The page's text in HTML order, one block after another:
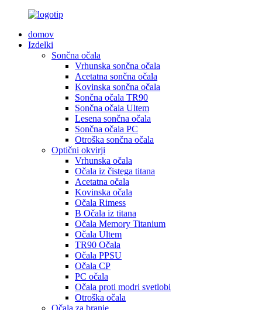
domov
Izdelki
Sončna očala
Vrhunska sončna očala
Acetatna sončna očala
Kovinska sončna očala
Sončna očala TR90
Sončna očala Ultem
Lesena sončna očala
Sončna očala PC
Otroška sončna očala
Optični okvirji
Vrhunska očala
Očala iz čistega titana
Acetatna očala
Kovinska očala
Očala Rimess
B Očala iz titana
Očala Memory Titanium
Očala Ultem
TR90 Očala
Očala PPSU
Očala CP
PC očala
Očala proti modri svetlobi
Otroška očala
Očala za branje